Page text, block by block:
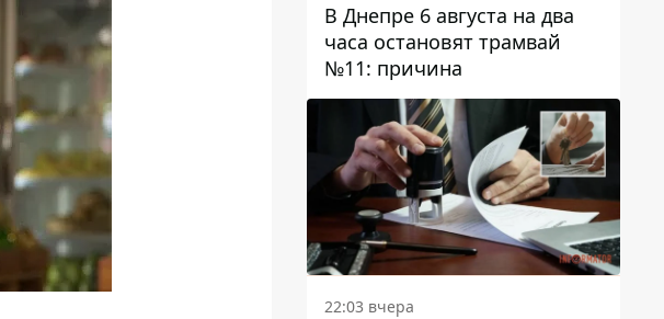
В Днепре 6 августа на два
часа остановят трамвай
№11: причина
22:03 вчера